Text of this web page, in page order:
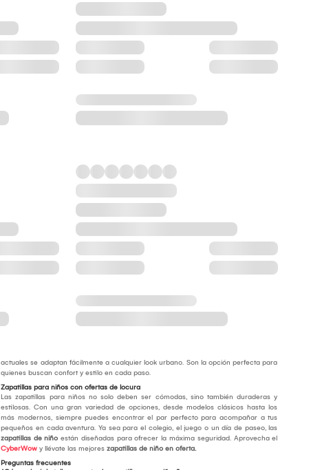
actuales se adaptan fácilmente a cualquier look urbano. Son la opción perfecta para
quienes buscan confort y estilo en cada paso.
Zapatillas para niños con ofertas de locura
Las zapatillas para niños no solo deben ser cómodas, sino también duraderas y
estilosas. Con una gran variedad de opciones, desde modelos clásicos hasta los
más modernos, siempre puedes encontrar el par perfecto para acompañar a tus
pequeños en cada aventura. Ya sea para el colegio, el juego o un día de paseo, las
zapatillas de niño están diseñadas para ofrecer la máxima seguridad. Aprovecha el
CyberWow y llévate las mejoreszapatillas de niño en oferta.
Preguntas frecuentes